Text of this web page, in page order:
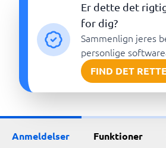
Er dette det
for dig?
Sammenlign jeres
personlige
FIND DET
Anmeldelser Funktioner